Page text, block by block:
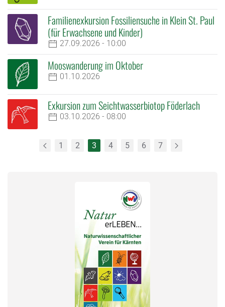
Familienexkursion Fossiliensuche in Klein St. Paul
(für Erwachsene und Kinder)
27.09.2026 - 10:00
Mooswanderung im Oktober
01.10.2026
Exkursion zum Seichtwasserbiotop Föderlach
03.10.2026 - 08:00
1 2 3 4 5 6 7